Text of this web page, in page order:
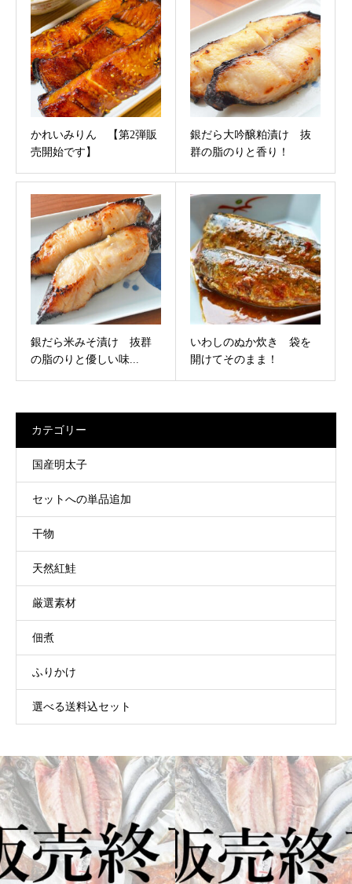
かれいみりん 【第2弾販
売開始です】
銀だら大吟醸粕漬け 抜
群の脂のりと香り！
銀だら米みそ漬け 抜群
の脂のりと優しい味...
いわしのぬか炊き 袋を
開けてそのまま！
カテゴリー
国産明太子
セットへの単品追加
干物
天然紅鮭
厳選素材
佃煮
ふりかけ
選べる送料込セット